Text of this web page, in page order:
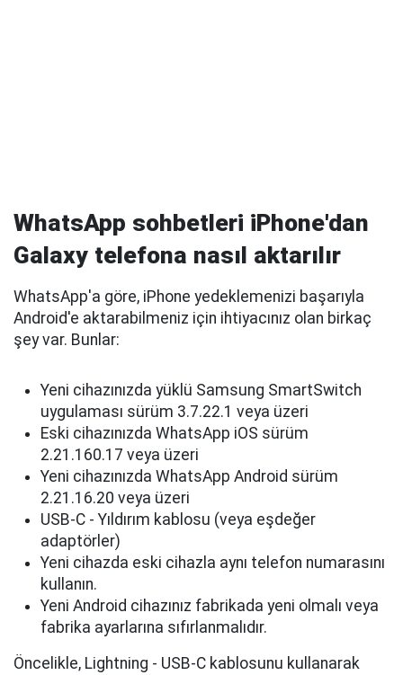
WhatsApp sohbetleri iPhone'dan
Galaxy telefona nasıl aktarılır
WhatsApp'a göre, iPhone yedeklemenizi başarıyla
Android'e aktarabilmeniz için ihtiyacınız olan birkaç
şey var. Bunlar:
Yeni cihazınızda yüklü Samsung SmartSwitch
uygulaması sürüm 3.7.22.1 veya üzeri
Eski cihazınızda WhatsApp iOS sürüm
2.21.160.17 veya üzeri
Yeni cihazınızda WhatsApp Android sürüm
2.21.16.20 veya üzeri
USB-C - Yıldırım kablosu (veya eşdeğer
adaptörler)
Yeni cihazda eski cihazla aynı telefon numarasını
kullanın.
Yeni Android cihazınız fabrikada yeni olmalı veya
fabrika ayarlarına sıfırlanmalıdır.
Öncelikle, Lightning - USB-C kablosunu kullanarak